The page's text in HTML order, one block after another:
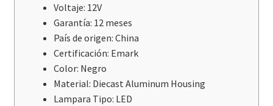
Voltaje: 12V
Garantía: 12 meses
País de origen: China
Certificación: Emark
Color: Negro
Material: Diecast Aluminum Housing
Lampara Tipo: LED